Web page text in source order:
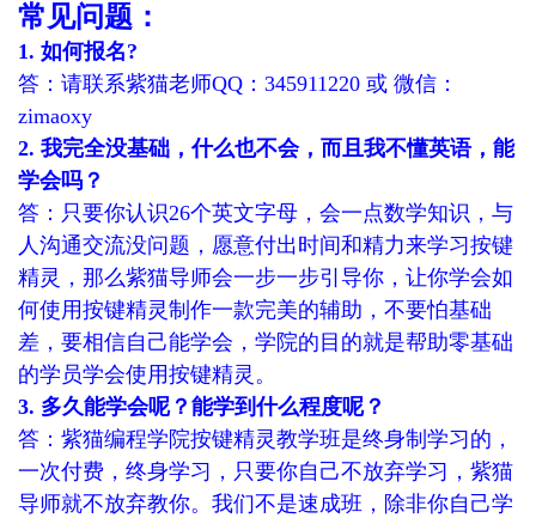
常见问题：
1. 如何报名?
答：请联系紫猫老师QQ：345911220 或 微信：
zimaoxy
2. 我完全没基础，什么也不会，而且我不懂英语，能
学会吗？
答：只要你认识26个英文字母，会一点数学知识，与
人沟通交流没问题，愿意付出时间和精力来学习按键
精灵，那么紫猫导师会一步一步引导你，让你学会如
何使用按键精灵制作一款完美的辅助，不要怕基础
差，要相信自己能学会，学院的目的就是帮助零基础
的学员学会使用按键精灵。
3. 多久能学会呢？能学到什么程度呢？
答：紫猫编程学院按键精灵教学班是终身制学习的，
一次付费，终身学习，只要你自己不放弃学习，紫猫
导师就不放弃教你。我们不是速成班，除非你自己学